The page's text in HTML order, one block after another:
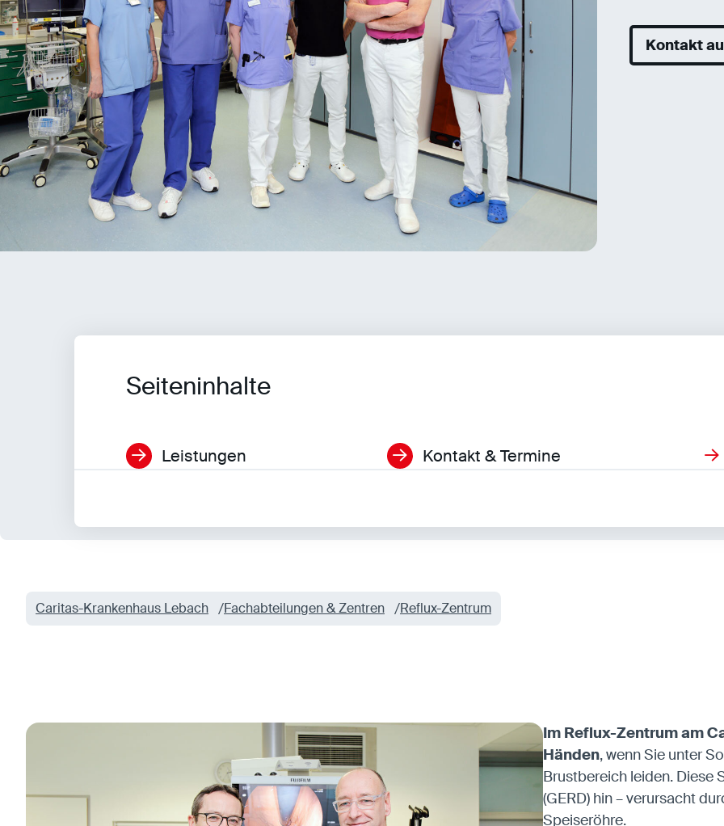
Kontakt
Seiteninhalte
Leistungen Kontakt & Termine
Caritas-Krankenhaus Lebach Fachabteilungen & Zentren Reflux-Zentrum
Im Reflux-Zentrum am
Händen, wenn Sie unter
Brustbereich leiden. Diese
(GERD) hin – verursacht
Speiseröhre.
Anbieter:
Eigentümer dieser Website
Zweck:Speichert die vom Benutzer ausgewählten
Cookieeinstellungen.
Cookie Laufzeit:
2 Wochen
Externe Medien
Mit Ihrer Zustimmung erlauben Sie das Laden von
externen Medien.
Vimeo
Anbieter:Vimeo Inc.
Statistiken-Cookies erfassen Informationen
anonym. Diese Informationen helfen uns zu
Matomo